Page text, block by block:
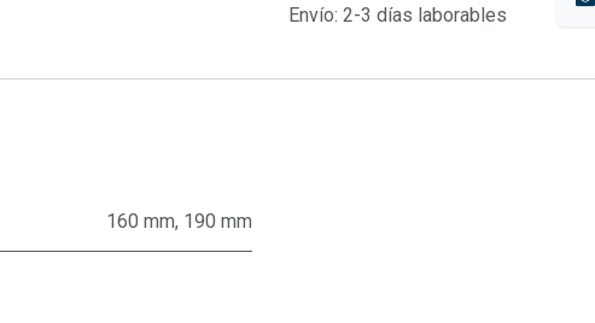
Envío: 2-3 días laborables
160 mm, 190 mm